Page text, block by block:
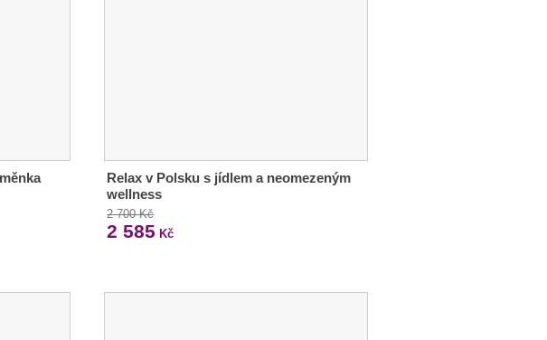
Relax v Polsku s jídlem a neomezeným
wellness
2 700 Kč
2 585 Kč